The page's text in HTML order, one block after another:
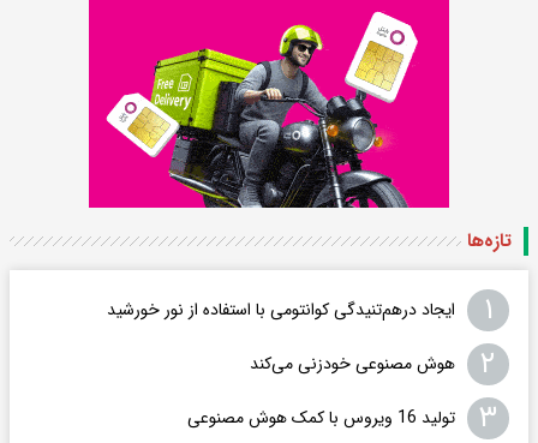
تازه‌ها
۱ ایجاد درهم‌تنیدگی کوانتومی با استفاده از نور خورشید
۲ هوش مصنوعی خودزنی می‌کند
۳ تولید 16 ویروس با کمک هوش مصنوعی